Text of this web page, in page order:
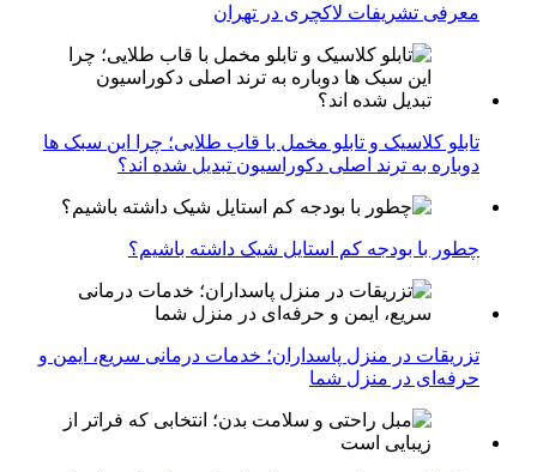
معرفی تشریفات لاکچری در تهران
تابلو کلاسیک و تابلو مخمل با قاب طلایی؛ چرا این سبک ها
دوباره به ترند اصلی دکوراسیون تبدیل شده اند؟
چطور با بودجه کم استایل شیک داشته باشیم؟
تزریقات در منزل پاسداران؛ خدمات درمانی سریع، ایمن و
حرفه‌ای در منزل شما